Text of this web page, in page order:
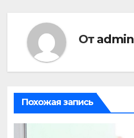
От admin
Похожая запись